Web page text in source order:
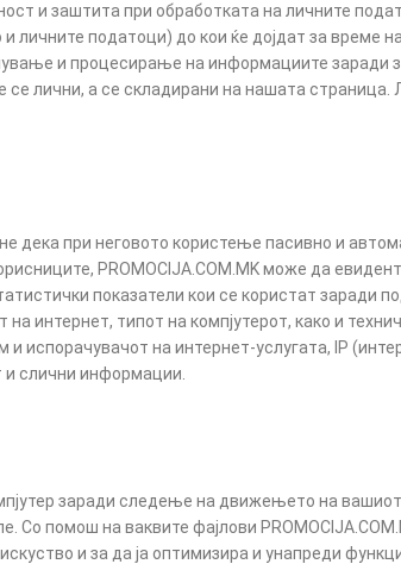
и заштита при обработката на личните
личните податоци) до кои ќе дојдат за време
и процесирање на информациите
лични, а се складирани на нашата
дека при неговото користење пасивно и
PROMOCIJA.COM.MK може да
показатели кои се користат заради
интернет, типот на компјутерот, како и
испорачувачот на интернет-услугата, IP
и слични информации.
заради следење на движењето на
Со помош на ваквите фајлови
и за да ја оптимизира и унапреди